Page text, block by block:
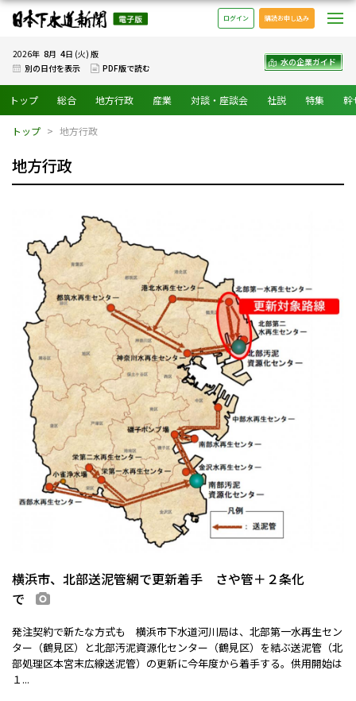
日本下水道新聞 電子版
ログイン 購読お申し込み
2026年 8月 4日 (火) 版
別の日付を表示
PDF版で読む
水の企業ガイド
トップ 総合 地方行政 産業 対談・座談会 社説 特集 幹
トップ 地方行政
地方行政
横浜市、北部送泥管網で更新着手 さや管＋２条化
で
発注契約で新たな方式も 横浜市下水道河川局は、北部第一水再生セン
ター（鶴見区）と北部汚泥資源化センター（鶴見区）を結ぶ送泥管（北
部処理区本宮末広線送泥管）の更新に今年度から着手する。供用開始は
１...